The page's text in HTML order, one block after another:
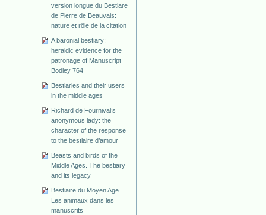
version longue du Bestiare
de Pierre de Beauvais:
nature et rôle de la citation
A baronial bestiary:
heraldic evidence for the
patronage of Manuscript
Bodley 764
Bestiaries and their users
in the middle ages
Richard de Fournival’s
anonymous lady: the
character of the response
to the bestiaire d’amour
Beasts and birds of the
Middle Ages. The bestiary
and its legacy
Bestiaire du Moyen Age.
Les animaux dans les
manuscrits